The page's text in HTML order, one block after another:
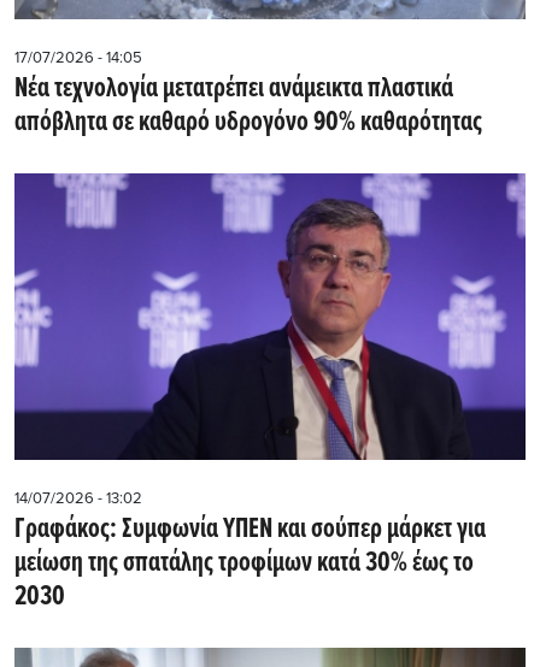
17/07/2026 - 14:05
Νέα τεχνολογία μετατρέπει ανάμεικτα πλαστικά
απόβλητα σε καθαρό υδρογόνο 90% καθαρότητας
14/07/2026 - 13:02
Γραφάκος: Συμφωνία ΥΠΕΝ και σούπερ μάρκετ για
μείωση της σπατάλης τροφίμων κατά 30% έως το
2030